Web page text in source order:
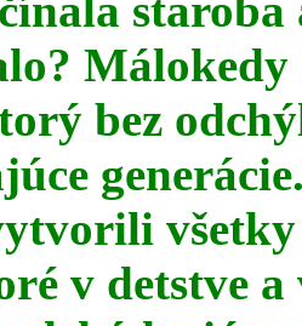
Málokedy
bez
v detstve